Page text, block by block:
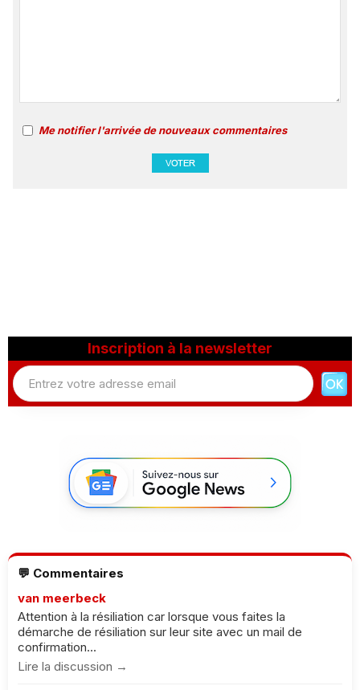
Me notifier l'arrivée de nouveaux commentaires
Inscription à la newsletter
💬 Commentaires
van meerbeck
Attention à la résiliation car lorsque vous faites la
démarche de résiliation sur leur site avec un mail de
confirmation...
Lire la discussion →